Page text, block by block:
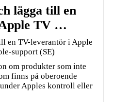
lägga till en
TV …
en TV-leverantör i Apple
support (SE)
om produkter som inte
finns på oberoende
Apples kontroll eller